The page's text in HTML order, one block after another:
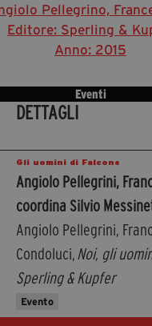
Pellegrino,
Editore: Sperling &
Anno: 2015
Eventi
DETTAGLI
Gli uomini di Falcone
Angiolo Pellegrini,
coordina Silvio
Angiolo Pellegrini,
Condoluci,Noi, gli
Sperling & Kupfer
Evento